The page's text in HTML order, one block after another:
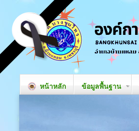
หน้าหลัก ข้อมูลพื้นฐาน